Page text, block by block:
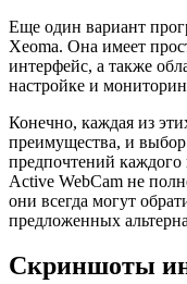
Еще один вариант
Xeoma. Она имеет
интерфейс, а также
настройке и
Конечно, каждая из
преимущества, и выбор
предпочтений каждого
Active WebCam не
они всегда могут
предложенных
Скриншоты